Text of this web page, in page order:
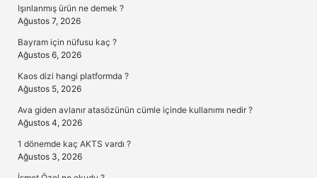
Işınlanmış ürün ne demek ?
Ağustos 7, 2026
Bayram için nüfusu kaç ?
Ağustos 6, 2026
Kaos dizi hangi platformda ?
Ağustos 5, 2026
Ava giden avlanır atasözünün cümle içinde kullanımı nedir ?
Ağustos 4, 2026
1 dönemde kaç AKTS vardı ?
Ağustos 3, 2026